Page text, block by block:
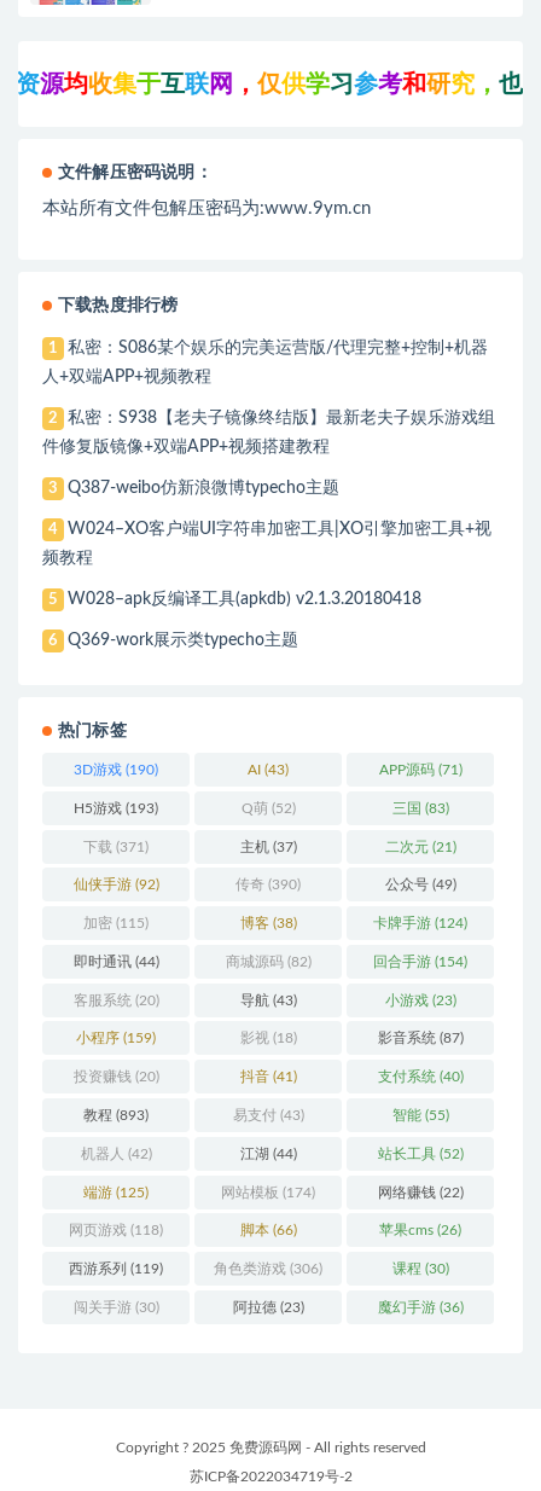
源均收集于互联网 ， 仅供学习参考和研究， 也可
文件解压密码说明：
本站所有文件包解压密码为:www.9ym.cn
下载热度排行榜
1
私密：S086某个娱乐的完美运营版/代理完整+控制+机器
人+双端APP+视频教程
2
私密：S938【老夫子镜像终结版】最新老夫子娱乐游戏组
件修复版镜像+双端APP+视频搭建教程
3 Q387-weibo仿新浪微博typecho主题
4
W024–XO客户端UI字符串加密工具|XO引擎加密工具+视
频教程
5 W028–apk反编译工具(apkdb) v2.1.3.20180418
6 Q369-work展示类typecho主题
热门标签
3D游戏 (190) AI (43) APP源码(71)
H5游戏 (193) Q萌(52) 三国 (83)
下载 (371) 主机(37) 二次元(21)
仙侠手游(92) 传奇 (390) 公众号(49)
加密 (115) 博客(38) 卡牌手游 (124)
即时通讯(44) 商城源码(82) 回合手游 (154)
客服系统 (20) 导航(43) 小游戏(23)
小程序 (159) 影视(18) 影音系统(87)
投资赚钱 (20) 抖音(41) 支付系统 (40)
教程 (893) 易支付(43) 智能(55)
机器人 (42) 江湖 (44) 站长工具(52)
端游 (125) 网站模板 (174) 网络赚钱(22)
网页游戏 (118) 脚本(66) 苹果cms (26)
西游系列 (119) 角色类游戏 (306) 课程 (30)
闯关手游(30) 阿拉德(23) 魔幻手游(36)
Copyright ? 2025 免费源码网 - All rights reserved
苏ICP备2022034719号-2